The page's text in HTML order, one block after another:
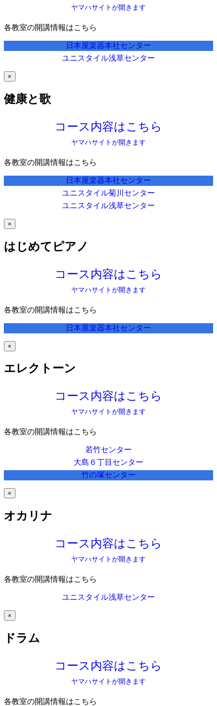
ヤマハサイトが開きます
各教室の開講情報はこちら
日本屋楽器本社センター
ユニスタイル浅草センター
×
健康と歌
コース内容はこちら
ヤマハサイトが開きます
各教室の開講情報はこちら
日本屋楽器本社センター
ユニスタイル菊川センター
ユニスタイル浅草センター
×
はじめてピアノ
コース内容はこちら
ヤマハサイトが開きます
各教室の開講情報はこちら
日本屋楽器本社センター
×
エレクトーン
コース内容はこちら
ヤマハサイトが開きます
各教室の開講情報はこちら
若竹センター
大島６丁目センター
竹の塚センター
×
オカリナ
コース内容はこちら
ヤマハサイトが開きます
各教室の開講情報はこちら
ユニスタイル浅草センター
×
ドラム
コース内容はこちら
ヤマハサイトが開きます
各教室の開講情報はこちら